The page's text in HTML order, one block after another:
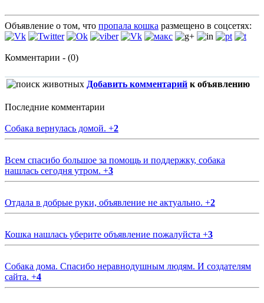
Объявление о том, что пропала кошка размещено в соцсетях:
Комментарии - (0)
Добавить комментарий к объявлению
Последние комментарии
Собака вернулась домой. +2
Всем спасибо большое за помощь и поддержку, собака
нашлась сегодня утром. +3
Отдала в добрые руки, объявление не актуально. +2
Кошка нашлась уберите объявление пожалуйста +3
Собака дома. Спасибо неравнодушным людям. И создателям
сайта. +4